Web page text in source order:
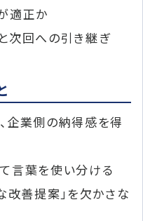
適正か
次回への引き継ぎ
企業側の納得感を得
言葉を使い分ける
改善提案」を欠かさな